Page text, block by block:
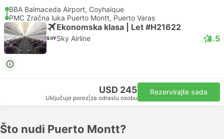
BBA Balmaceda Airport, Coyhaique
PMC Zračna luka Puerto Montt, Puerto Varas
Ekonomska klasa | Let #H21622
Sky Airline 4.5
USD 245
Uključuje porez za odraslu osobu
Rezervirajte sada
Što nudi Puerto Montt?